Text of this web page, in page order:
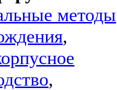
методы
,
,